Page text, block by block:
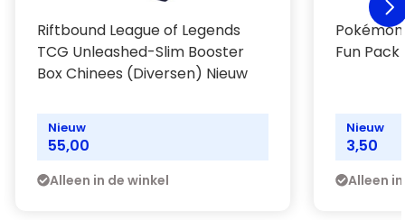
Riftbound League of Legends
TCG Unleashed-Slim Booster
Box Chinees (Diversen) Nieuw
Nieuw
55,00
Alleen in de winkel
Fun
Nieuw
3,50
Alleen